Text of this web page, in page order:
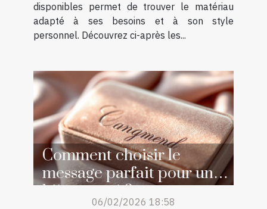
disponibles permet de trouver le matériau
adapté à ses besoins et à son style
personnel. Découvrez ci-après les...
Comment choisir le
message parfait pour un
bijou gravé ?
06/02/2026 18:58